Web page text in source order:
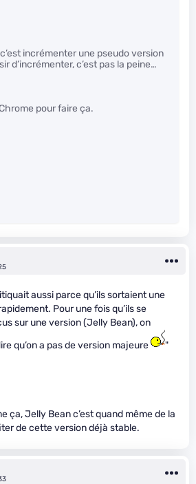
incrémenter une pseudo version
d’incrémenter, c’est pas la peine…
pour faire ça.
aussi parce qu’ils sortaient une
Pour une fois qu’ils se
sur une version (Jelly Bean), on
qu’on a pas de version majeure
"
ça, Jelly Bean c’est quand même de la
de cette version déjà stable.